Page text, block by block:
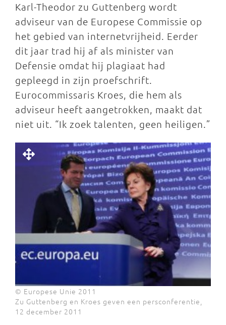
Karl-Theodor zu Guttenberg wordt
adviseur van de Europese Commissie op
het gebied van internetvrijheid. Eerder
dit jaar trad hij af als minister van
Defensie omdat hij plagiaat had
gepleegd in zijn proefschrift.
Eurocommissaris Kroes, die hem als
adviseur heeft aangetrokken, maakt dat
niet uit. “Ik zoek talenten, geen heiligen.”
© Europese Unie 2011
Zu Guttenberg en Kroes geven een persconferentie,
12 december 2011